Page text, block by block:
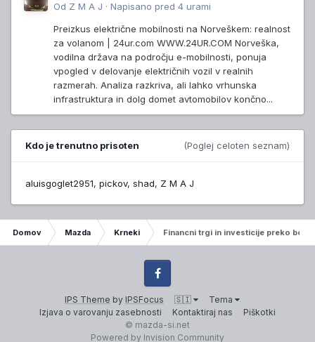
Od Z M A J · Napisano pred 4 urami
Preizkus električne mobilnosti na Norveškem: realnost
za volanom | 24ur.com WWW.24UR.COM Norveška,
vodilna država na področju e-mobilnosti, ponuja
vpogled v delovanje električnih vozil v realnih
razmerah. Analiza razkriva, ali lahko vrhunska
infrastruktura in dolg domet avtomobilov končno...
Kdo je trenutno prisoten (Poglej celoten seznam)
aluisgoglet2951 pickov shad Z M A J
Domov Mazda Krneki Financni trgi in investicije preko
IPS Theme by IPSFocus 🇸🇮
Tema
Izjava o varovanju zasebnosti
Kontaktiraj nas Piškotki
Facebook
© mazda-si.net
Powered by Invision Community